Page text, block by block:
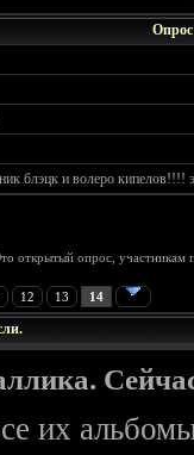
блэцк и волеро кипелов!!!!
открытый опрос, участникам
12 13 14
их